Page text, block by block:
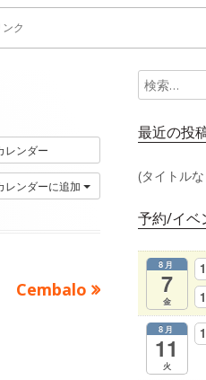
ンク
レンダー
レンダーに追加
次
Cembalo
メ
イ
ン
サ
イ
バ
検
索:
最近の投
(タイトル
予約/イベ
8月
7
金
8月
11
火